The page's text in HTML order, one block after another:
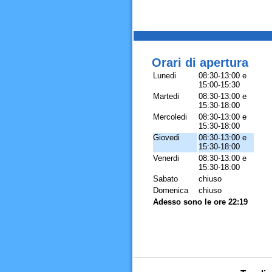
Orari di apertura
Lunedi
08:30-13:00 e
15:00-15:30
Martedi
08:30-13:00 e
15:30-18:00
Mercoledi
08:30-13:00 e
15:30-18:00
Giovedi
08:30-13:00 e
15:30-18:00
Venerdi
08:30-13:00 e
15:30-18:00
Sabato
chiuso
Domenica
chiuso
Adesso sono le ore 22:19